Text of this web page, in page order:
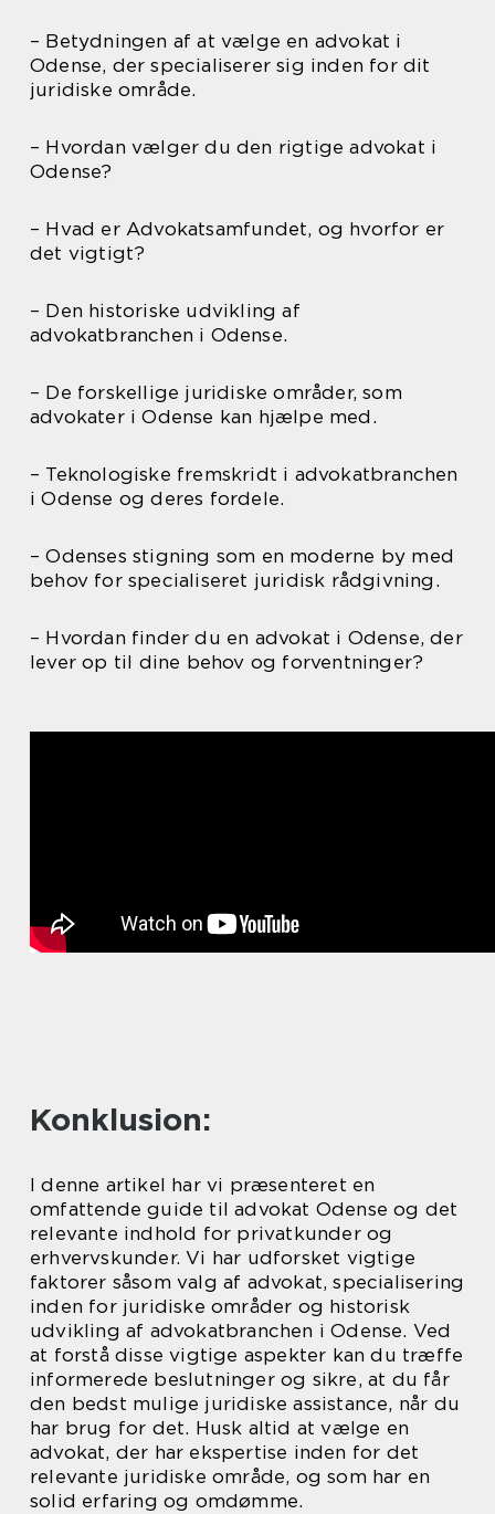
– Betydningen af at vælge en advokat i
Odense, der specialiserer sig inden for dit
juridiske område.
– Hvordan vælger du den rigtige advokat i
Odense?
– Hvad er Advokatsamfundet, og hvorfor er
det vigtigt?
– Den historiske udvikling af
advokatbranchen i Odense.
– De forskellige juridiske områder, som
advokater i Odense kan hjælpe med.
– Teknologiske fremskridt i advokatbranchen
i Odense og deres fordele.
– Odenses stigning som en moderne by med
behov for specialiseret juridisk rådgivning.
– Hvordan finder du en advokat i Odense, der
lever op til dine behov og forventninger?
Konklusion:
I denne artikel har vi præsenteret en
omfattende guide til advokat Odense og det
relevante indhold for privatkunder og
erhvervskunder. Vi har udforsket vigtige
faktorer såsom valg af advokat, specialisering
inden for juridiske områder og historisk
udvikling af advokatbranchen i Odense. Ved
at forstå disse vigtige aspekter kan du træffe
informerede beslutninger og sikre, at du får
den bedst mulige juridiske assistance, når du
har brug for det. Husk altid at vælge en
advokat, der har ekspertise inden for det
relevante juridiske område, og som har en
solid erfaring og omdømme.